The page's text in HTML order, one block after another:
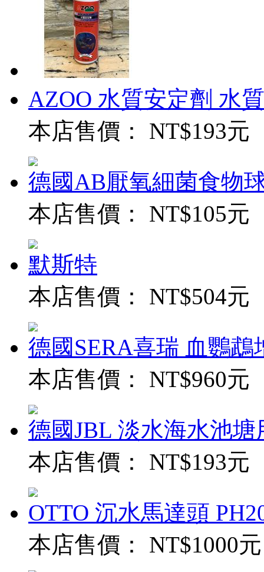
AZOO 水質安定劑 水
本店售價： NT$193元
德國AB厭氧細菌食物
本店售價： NT$105元
默斯特
本店售價： NT$504元
德國SERA喜瑞 血鸚
本店售價： NT$960元
德國JBL 淡水海水池
本店售價： NT$193元
OTTO 沉水馬達頭
本店售價： NT$1000元